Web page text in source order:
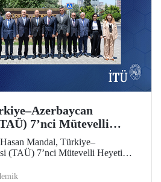
7’nci Mütevelli
Katıldı
Mandal, Türkiye–
(TAÜ) 7’nci Mütevelli Heyeti
Başkanı Prof. Dr. Erol Özvar